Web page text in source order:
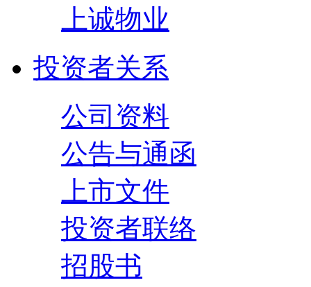
上诚物业
投资者关系
公司资料
公告与通函
上市文件
投资者联络
招股书